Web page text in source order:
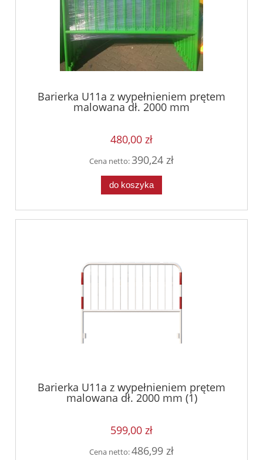
Barierka U11a z wypełnieniem prętem
malowana dł. 2000 mm
480,00 zł
Cena netto:390,24 zł
do koszyka
Barierka U11a z wypełnieniem prętem
malowana dł. 2000 mm (1)
599,00 zł
Cena netto:486,99 zł